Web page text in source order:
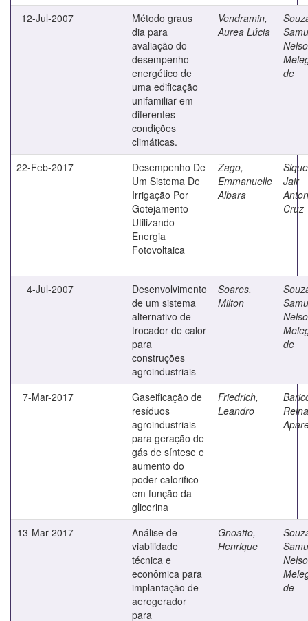
12-Jul-2007
Método graus
dia para
avaliação do
desempenho
energético de
uma edificação
unifamiliar em
diferentes
condições
climáticas.
Vendramin,
Aurea Lúcia
de
22-Feb-2017
Desempenho De
Um Sistema De
Irrigação Por
Gotejamento
Utilizando
Energia
Fotovoltaica
Zago,
Emmanuelle
Albara
Jair
Cruz
4-Jul-2007
Desenvolvimento
de um sistema
alternativo de
trocador de calor
para
construções
agroindustriais
Soares,
Milton
de
7-Mar-2017
Gaseificação de
resíduos
agroindustriais
para geração de
gás de síntese e
aumento do
poder calorifico
em função da
glicerina
Friedrich,
Leandro
13-Mar-2017
Análise de
viabilidade
técnica e
econômica para
implantação de
aerogerador
para
Gnoatto,
Henrique
de